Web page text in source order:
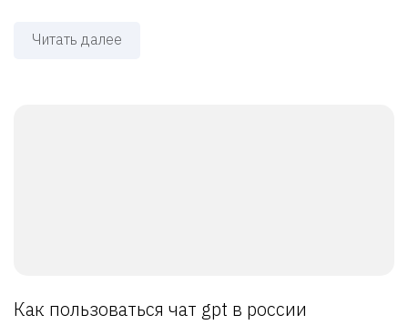
Читать далее
Как пользоваться чат gpt в россии